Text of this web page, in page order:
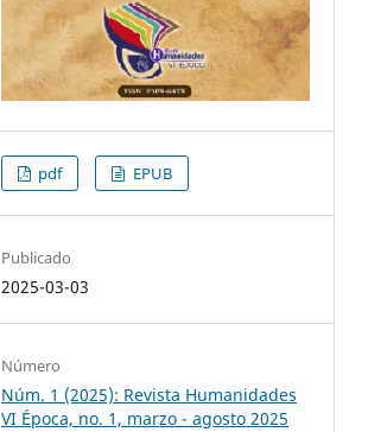
pdf EPUB
Publicado
2025-03-03
Número
Núm. 1 (2025): Revista Humanidades
VI Época, no. 1, marzo - agosto 2025